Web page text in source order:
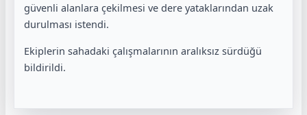
güvenli alanlara çekilmesi ve dere yataklarından uzak
durulması istendi.
Ekiplerin sahadaki çalışmalarının aralıksız sürdüğü
bildirildi.